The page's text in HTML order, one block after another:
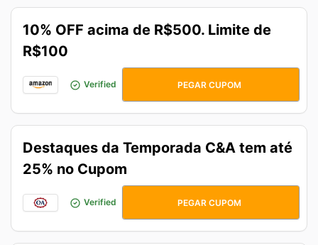
10% OFF acima de R$500. Limite de
R$100
Verified QUINTOUU
PEGAR CUPOM
Destaques da Temporada C&A tem até
25% no Cupom
Verified QUEROMAIS
PEGAR CUPOM